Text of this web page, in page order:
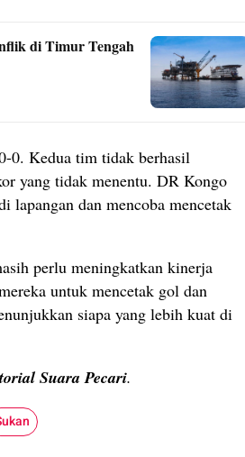
di Timur Tengah
0. Kedua tim tidak berhasil
yang tidak menentu. DR Kongo
lapangan dan mencoba mencetak
perlu meningkatkan kinerja
untuk mencetak gol dan
siapa yang lebih kuat di
Suara Pecari.